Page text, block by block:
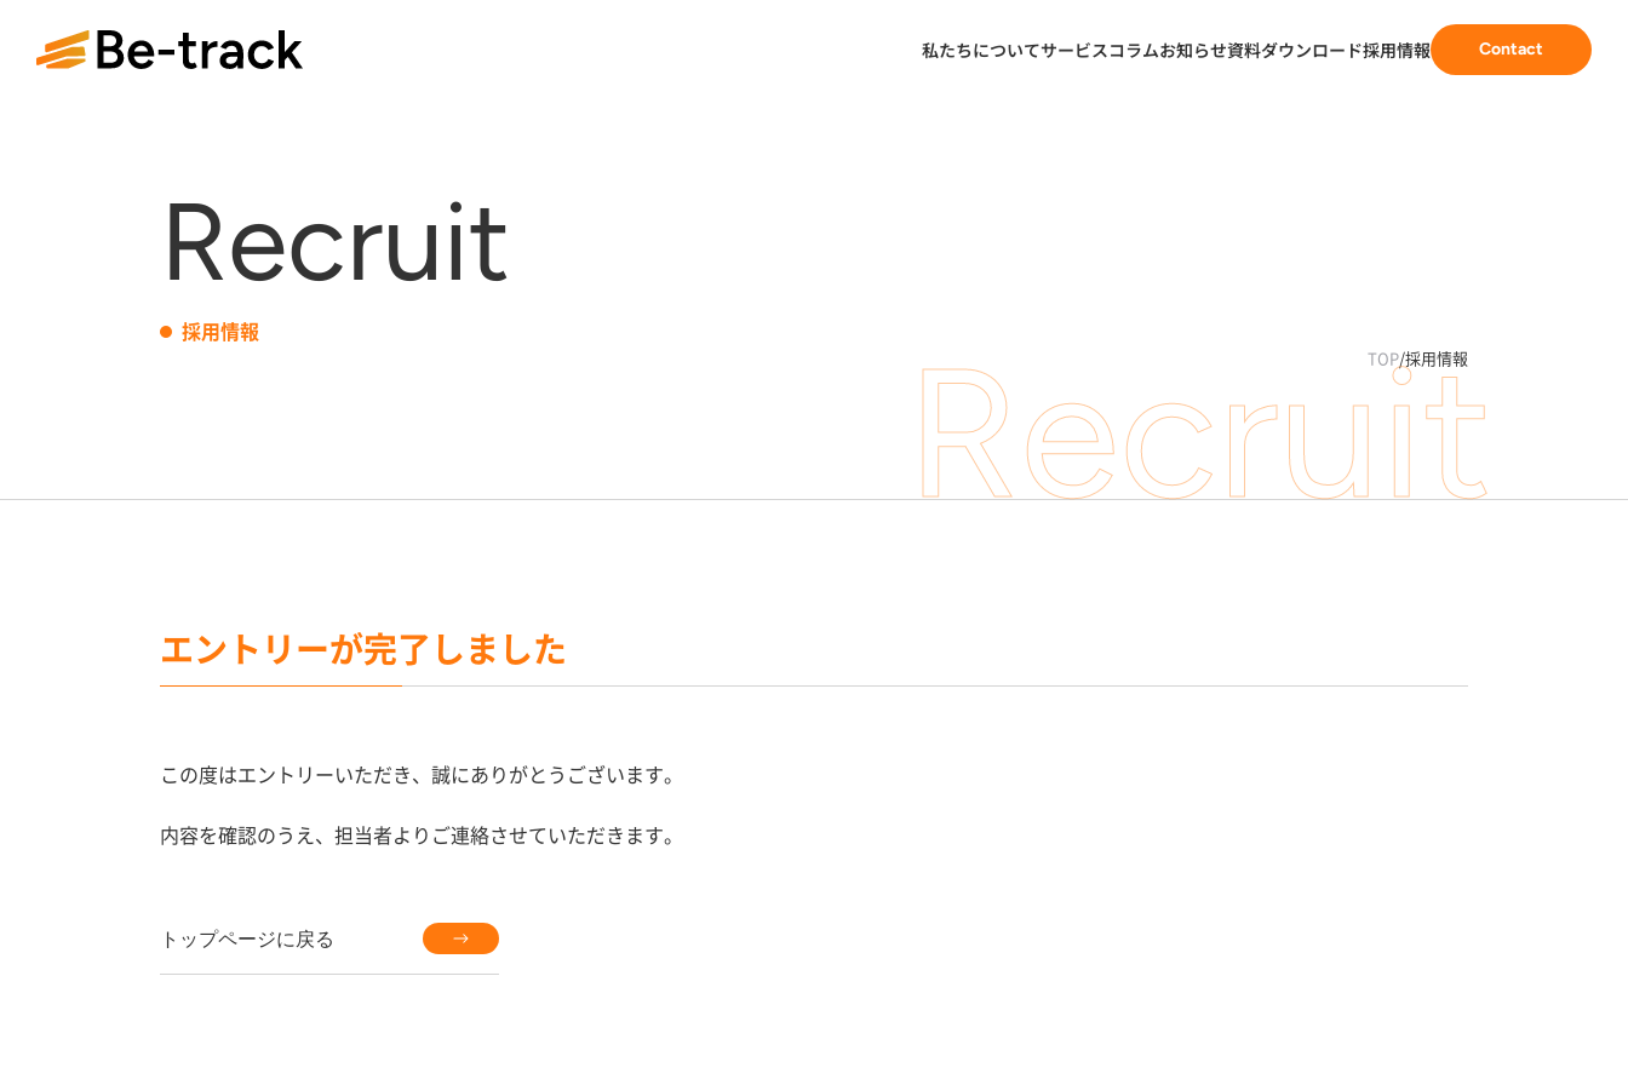
私たちについてサービスコラムお知らせ資料ダウンロード採用情報 Contact
Recruit
採用情報
TOP/採用情報
Recruit
エントリーが完了しました
この度はエントリーいただき、誠にありがとうございます。
内容を確認のうえ、担当者よりご連絡させていただきます。
トップページに戻る